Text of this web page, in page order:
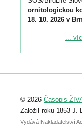
ornitologickou
18. 10. 2026 v
Podrobnější
Registrovat se
abstraktu
posteru je už 30.
...
© 2026 Časopis
Založil roku 1853 J.
Vydává Nakladatelství